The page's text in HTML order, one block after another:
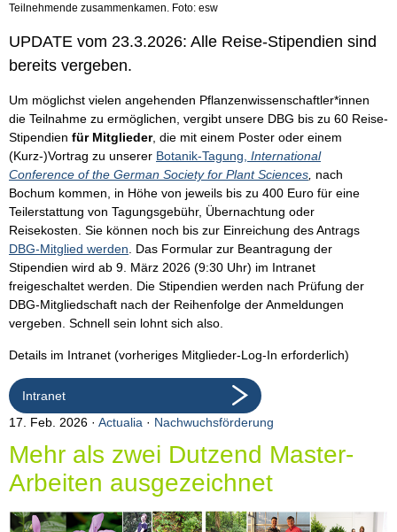
Teilnehmende zusammenkamen. Foto: esw
UPDATE vom 23.3.2026: Alle Reise-Stipendien sind
bereits vergeben.
Um möglichst vielen angehenden Pflanzenwissenschaftler*innen
die Teilnahme zu ermöglichen, vergibt unsere DBG bis zu 60 Reise-
Stipendien für Mitglieder, die mit einem Poster oder einem
(Kurz-)Vortrag zu unserer Botanik-Tagung, International
Conference of the German Society for Plant Sciences nach
Bochum kommen, in Höhe von jeweils bis zu 400 Euro für eine
Teilerstattung von Tagungsgebühr, Übernachtung oder
Reisekosten. Sie können noch bis zur Einreichung des Antrags
DBG-Mitglied werden . Das Formular zur Beantragung der
Stipendien wird ab 9. März 2026 (9:30 Uhr) im Intranet
freigeschaltet werden. Die Stipendien werden nach Prüfung der
DBG-Mitgliedschaft nach der Reihenfolge der Anmeldungen
vergeben. Schnell sein lohnt sich also.
Details im Intranet (vorheriges Mitglieder-Log-In erforderlich)
Intranet
17. Feb. 2026
Actualia · Nachwuchsförderung
Mehr als zwei Dutzend Master-
Arbeiten ausgezeichnet